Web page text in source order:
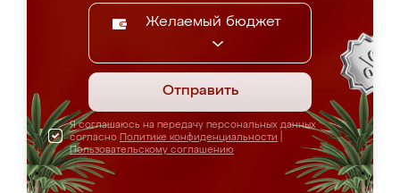
Желаемый бюджет
Отправить
Я соглашаюсь на передачу персональных данных
согласно Политике конфиденциальности
Пользовательскому соглашению